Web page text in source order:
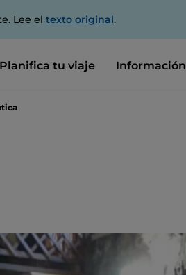
Lee el texto original.
Planifica tu viaje Información